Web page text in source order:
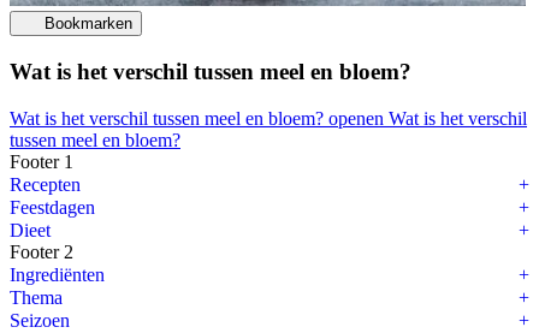
Bookmarken
Wat is het verschil tussen meel en bloem?
Wat is het verschil tussen meel en bloem? openen Wat is het verschil
tussen meel en bloem?
Welke appels voor appeltaart?
Wie houdt er nu niet van een warme, geurige appeltaart? Wij zijn er
Alvast onze 5 favoriete appeltaart recepten:
Klassieke appeltaart
Footer 1
Recepten
Feestdagen
Dieet
Footer 2
Ingrediënten
Thema
Seizoen